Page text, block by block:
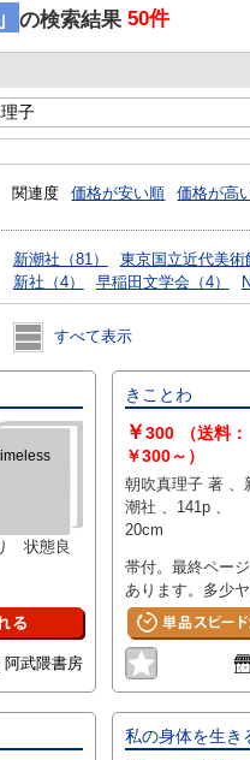
の検索結果 50件
関連度 価格が安い順 価格が高
新潮社（81） 東京国立近代美術
新社（4）
早稲田文学会（4）
すべて表示
状態良
阿武隈書房
きことわ
￥300
（送料：
￥300～）
朝吹真理子 著 、新
潮社 、141p 、
20cm
帯付。最終ペー
あります。多少
ります。歪みが
私の身体を生き